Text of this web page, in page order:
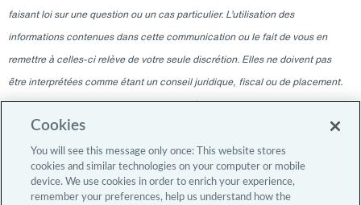
faisant loi sur une question ou un cas particulier. L’utilisation des
informations contenues dans cette communication ou le fait de vous en
remettre à celles-ci relève de votre seule discrétion. Elles ne doivent pas
être interprétées comme étant un conseil juridique, fiscal ou de placement.
Veuillez consulter votre professionnel indépendant pour ces conseils. Les
informations contenues dans ce blogue sont valables à la date indiquée
uniquement et ne sont pas valables à une autre date. La remise à tout
moment ne doit en aucun cas laisser entendre qu’il y a eu une modification
de l’information depuis la date de publication, ou une obligation de mettre à
Cookies
You will see this message only once: This website stores
cookies and similar technologies on your computer or mobile
device. We use cookies in order to enrich your experience,
remember your preferences, help us understand how the